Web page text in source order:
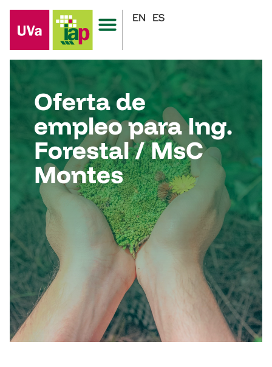
EN ES
Oferta de
empleo para Ing.
Forestal / MsC
Montes